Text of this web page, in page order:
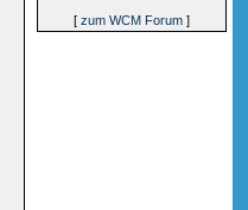
[ zum WCM Forum]